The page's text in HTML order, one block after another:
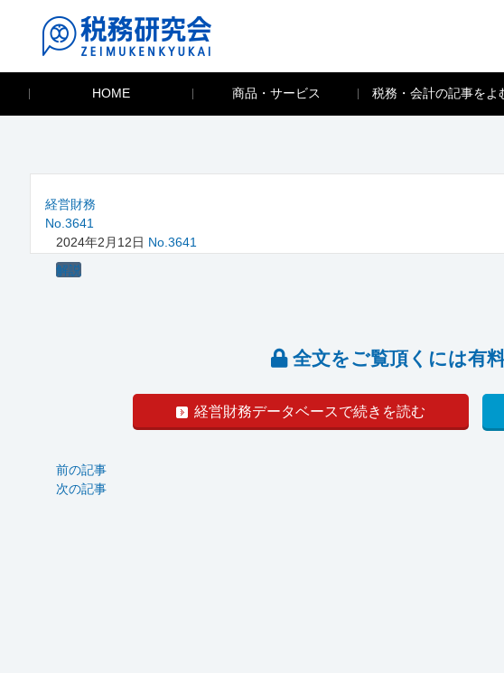
HOME 商品・サービス 税務・会計の記事をよ
経営財務
No.3641
2024年2月12日 No.3641
解説
全文をご覧頂くには有
経営財務データベースで続きを読む
前の記事
次の記事